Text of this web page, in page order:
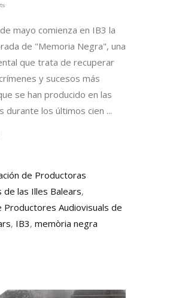
mayo comienza en IB3 la
de "Memoria Negra", una
que trata de recuperar
y sucesos más
se han producido en las
durante los últimos cien
de Productoras
de las Illes Balears,
Productores Audiovisuals de
, IB3, memòria negra